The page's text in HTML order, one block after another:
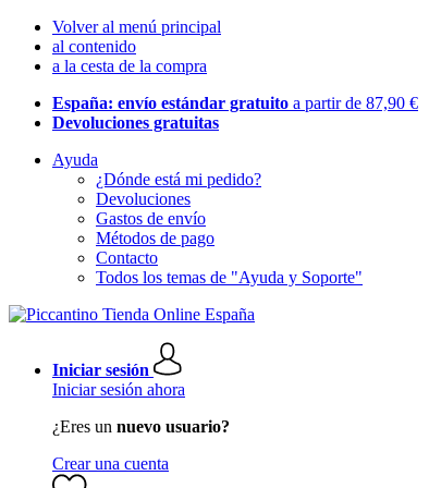
Volver al menú principal
al contenido
a la cesta de la compra
España: envío estándar gratuito a partir de 87,90 €
Devoluciones gratuitas
Ayuda
¿Dónde está mi pedido?
Devoluciones
Gastos de envío
Métodos de pago
Contacto
Todos los temas de "Ayuda y Soporte"
Iniciar sesión
Iniciar sesión ahora
¿Eres un nuevo usuario?
Crear una cuenta